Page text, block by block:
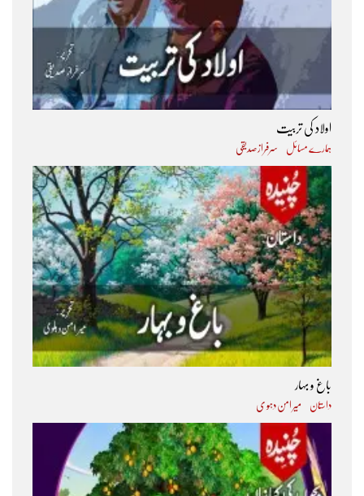
اولاد کی تربیت
ہمارے مسائل سرفراز صدیقی
باغ و بہار
داستان میر امن دہو ی